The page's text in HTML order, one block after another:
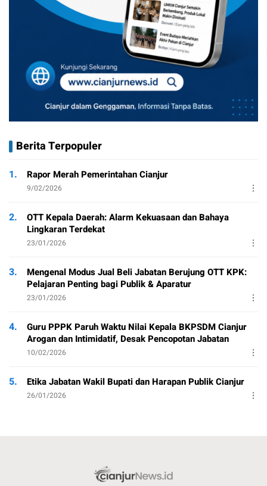
Berita Terpopuler
1. Rapor Merah Pemerintahan Cianjur
9/02/2026
2.
OTT Kepala Daerah: Alarm Kekuasaan dan Bahaya
Lingkaran Terdekat
23/01/2026
3.
Mengenal Modus Jual Beli Jabatan Berujung OTT KPK:
Pelajaran Penting bagi Publik & Aparatur
23/01/2026
4.
Guru PPPK Paruh Waktu Nilai Kepala BKPSDM Cianjur
Arogan dan Intimidatif, Desak Pencopotan Jabatan
10/02/2026
5. Etika Jabatan Wakil Bupati dan Harapan Publik Cianjur
26/01/2026